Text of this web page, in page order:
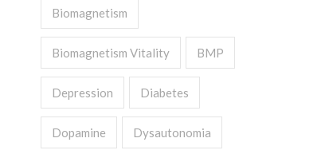
Biomagnetism
Biomagnetism Vitality BMP
Depression Diabetes
Dopamine Dysautonomia